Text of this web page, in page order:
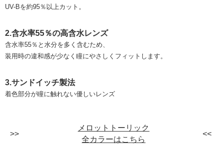
UV-Bを約95％以上カット。
2.含水率55％の高含水レンズ
含水率55％と水分を多く含むため、
装用時の違和感が少なく瞳にやさしくフィットします。
3.サンドイッチ製法
着色部分が瞳に触れない優しいレンズ
メロットトーリック
全カラーはこちら